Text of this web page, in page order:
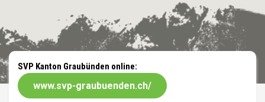
SVP Kanton Graubünden online:
www.svp-graubuenden.ch/